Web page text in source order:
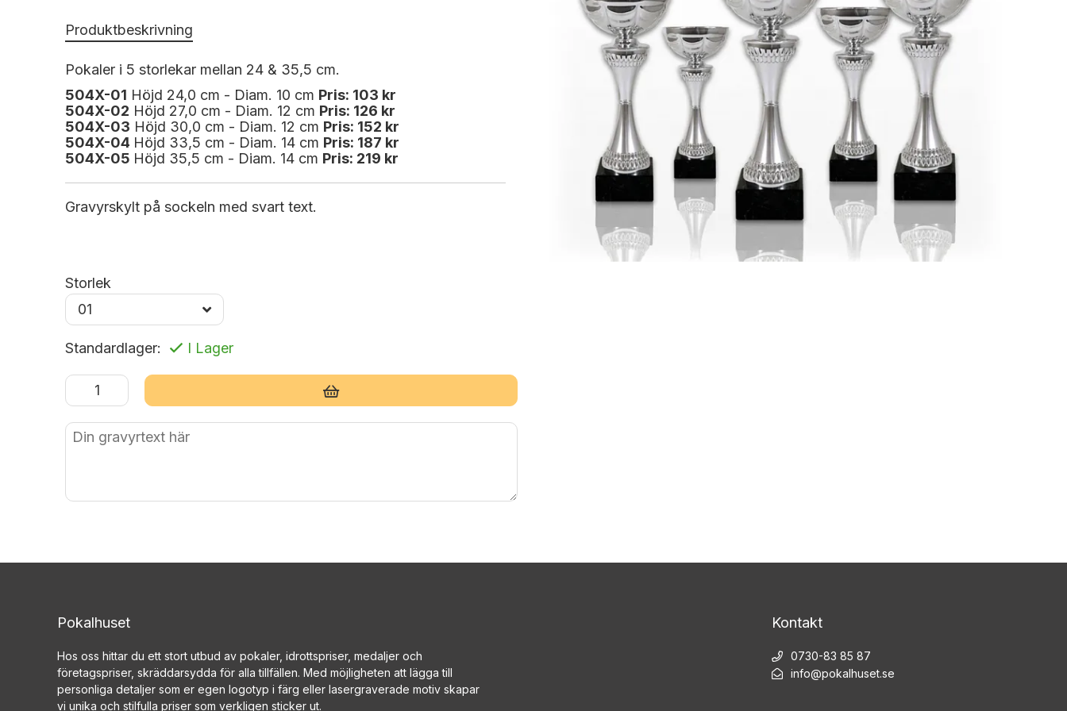
Produktbeskrivning
Pokaler i 5 storlekar mellan 24 & 35,5 cm.
504X-01 Höjd 24,0 cm - Diam. 10 cm Pris: 103 kr
504X-02 Höjd 27,0 cm - Diam. 12 cm Pris: 126 kr
504X-03 Höjd 30,0 cm - Diam. 12 cm Pris: 152 kr
504X-04 Höjd 33,5 cm - Diam. 14 cm Pris: 187 kr
504X-05 Höjd 35,5 cm - Diam. 14 cm Pris: 219 kr
Gravyrskylt på sockeln med svart text.
Storlek
Standardlager: I Lager
Lägg i varukorg
Pokalhuset
Hos oss hittar du ett stort utbud av pokaler, idrottspriser, medaljer och
företagspriser, skräddarsydda för alla tillfällen. Med möjligheten att lägga till
personliga detaljer som er egen logotyp i färg eller lasergraverade motiv skapar
vi unika och stilfulla priser som verkligen sticker ut.
Kontakt
0730-83 85 87
info@pokalhuset.se